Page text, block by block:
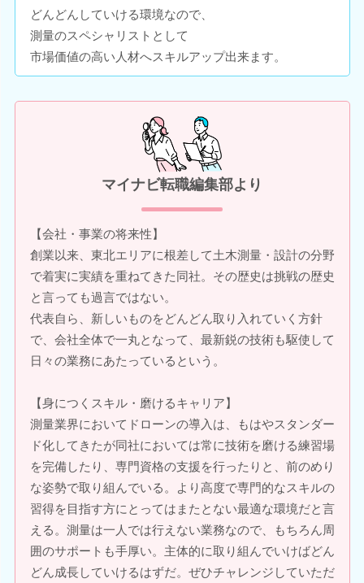
どんどんしていける環境なので、
測量のスペシャリストとして
市場価値の高い人材へスキルアップ出来ます。
マイナビ転職編集部より
【会社・事業の将来性】
創業以来、東北エリアに根差して土木測量・設計の分野
で着実に実績を重ねてきた同社。その歴史は挑戦の歴史
と言っても過言ではない。
代表自ら、新しいものをどんどん取り入れていく方針
で、会社全体で一丸となって、最新鋭の技術も駆使して
日々の業務にあたっているという。
【身につくスキル・磨けるキャリア】
測量業界においてドローンの導入は、もはやスタンダー
ド化してきたが同社においては常に技術を磨ける練習場
を完備したり、専門資格の支援を行ったりと、前のめり
な姿勢で取り組んでいる。より高度で専門的なスキルの
習得を目指す方にとってはまたとない最適な環境だと言
える。測量は一人では行えない業務なので、もちろん周
囲のサポートも手厚い。主体的に取り組んでいけばどん
どん成長していけるはずだ。ぜひチャレンジしていただ